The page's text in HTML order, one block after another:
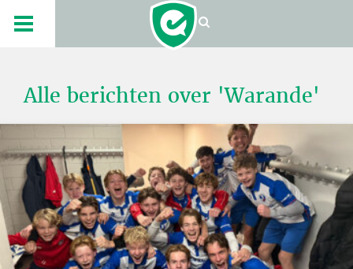
Alle berichten over 'Warande'